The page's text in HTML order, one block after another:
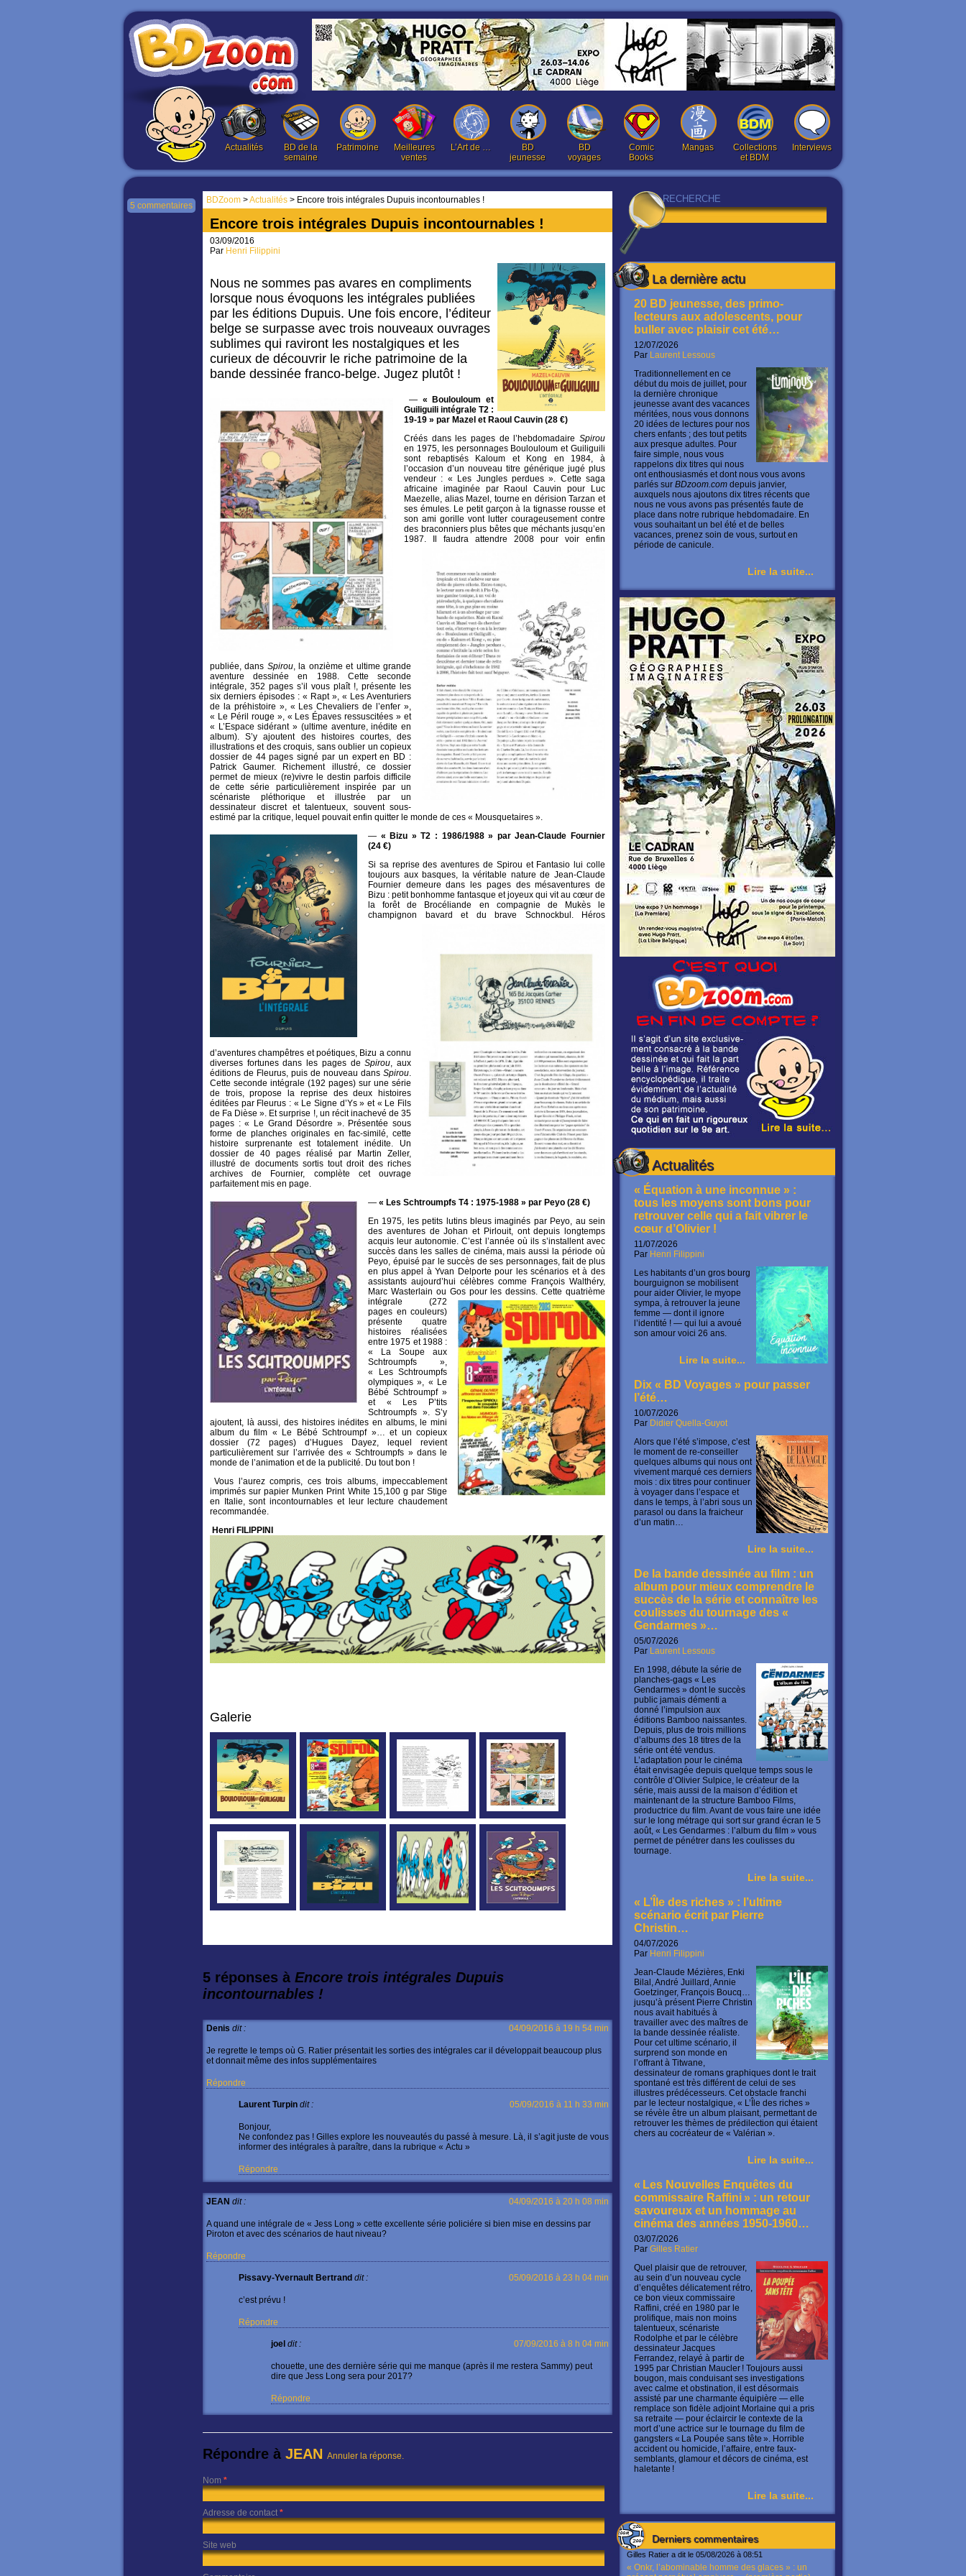
Actualités
BD de la
semaine
Patrimoine
Meilleures
ventes
L’Art de …
BD
jeunesse
BD
voyages
Comic
Books
Mangas
Collections
et BDM
Interviews
La dernière actu
20 BD jeunesse, des primo-
lecteurs aux adolescents, pour
buller avec plaisir cet été…
12/07/2026
Par Laurent Lessous
Traditionnellement en ce
début du mois de juillet, pour
la dernière chronique
jeunesse avant des vacances
méritées, nous vous donnons
20 idées de lectures pour nos
chers enfants ; des tout petits
aux presque adultes. Pour
faire simple, nous vous
rappelons dix titres qui nous
ont enthousiasmés et dont nous vous avons
parlés sur BDzoom.com depuis janvier,
auxquels nous ajoutons dix titres récents que
nous ne vous avons pas présentés faute de
place dans notre rubrique hebdomadaire. En
vous souhaitant un bel été et de belles
vacances, prenez soin de vous, surtout en
période de canicule.
Lire la suite...
Actualités
« Équation à une inconnue » :
tous les moyens sont bons pour
retrouver celle qui a fait vibrer le
cœur d’Olivier !
11/07/2026
Par Henri Filippini
Les habitants d’un gros bourg
bourguignon se mobilisent
pour aider Olivier, le myope
sympa, à retrouver la jeune
femme — dont il ignore
l’identité ! — qui lui a avoué
son amour voici 26 ans.
Lire la suite...
Dix « BD Voyages » pour passer
l’été…
10/07/2026
Par Didier Quella-Guyot
Alors que l’été s’impose, c’est
le moment de re-conseiller
quelques albums qui nous ont
vivement marqué ces derniers
mois : dix titres pour continuer
à voyager dans l’espace et
dans le temps, à l’abri sous un
parasol ou dans la fraicheur
d’un matin…
Lire la suite...
De la bande dessinée au film : un
album pour mieux comprendre le
succès de la série et connaître les
coulisses du tournage des «
Gendarmes »…
05/07/2026
Par Laurent Lessous
En 1998, débute la série de
planches-gags « Les
Gendarmes » dont le succès
public jamais démenti a
donné l’impulsion aux
éditions Bamboo naissantes.
Depuis, plus de trois millions
d’albums des 18 titres de la
série ont été vendus.
L’adaptation pour le cinéma
était envisagée depuis quelque temps sous le
contrôle d’Olivier Sulpice, le créateur de la
série, mais aussi de la maison d’édition et
maintenant de la structure Bamboo Films,
productrice du film. Avant de vous faire une idée
sur le long métrage qui sort sur grand écran le 5
août, « Les Gendarmes : l’album du film » vous
permet de pénétrer dans les coulisses du
tournage.
Lire la suite...
« L’Île des riches » : l’ultime
scénario écrit par Pierre
Christin…
04/07/2026
Par Henri Filippini
Jean-Claude Mézières, Enki
Bilal, André Juillard, Annie
Goetzinger, François Boucq…
jusqu’à présent Pierre Christin
nous avait habitués à
travailler avec des maîtres de
la bande dessinée réaliste.
Pour cet ultime scénario, il
surprend son monde en
l’offrant à Titwane,
dessinateur de romans graphiques dont le trait
spontané est très différent de celui de ses
illustres prédécesseurs. Cet obstacle franchi
par le lecteur nostalgique, « L’Île des riches »
se révèle être un album plaisant, permettant de
retrouver les thèmes de prédilection qui étaient
chers au cocréateur de « Valérian ».
Lire la suite...
« Les Nouvelles Enquêtes du
commissaire Raffini » : un retour
savoureux et un hommage au
cinéma des années 1950-1960…
03/07/2026
Par Gilles Ratier
Quel plaisir que de retrouver,
au sein d’un nouveau cycle
d’enquêtes délicatement rétro,
ce bon vieux commissaire
Raffini, créé en 1980 par le
prolifique, mais non moins
talentueux, scénariste
Rodolphe et par le célèbre
dessinateur Jacques
Ferrandez, relayé à partir de
1995 par Christian Maucler ! Toujours aussi
bougon, mais conduisant ses investigations
avec calme et obstination, il est désormais
assisté par une charmante équipière — elle
remplace son fidèle adjoint Morlaine qui a pris
sa retraite — pour éclaircir le contexte de la
mort d’une actrice sur le tournage du film de
gangsters « La Poupée sans tête ». Horrible
accident ou homicide, l’affaire, entre faux-
semblants, glamour et décors de cinéma, est
haletante !
Lire la suite...
Derniers commentaires
Gilles Ratier a dit le 05/08/2026 à 08:51
« Onkr, l’abominable homme des glaces » : un
BDZoom >Actualités > Encore trois intégrales Dupuis incontournables !
5 commentaires
Encore trois intégrales Dupuis incontournables !
03/09/2016
Par Henri Filippini
Nous ne sommes pas avares en compliments
lorsque nous évoquons les intégrales publiées
par les éditions Dupuis. Une fois encore, l’éditeur
belge se surpasse avec trois nouveaux ouvrages
sublimes qui raviront les nostalgiques et les
curieux de découvrir le riche patrimoine de la
bande dessinée franco-belge. Jugez plutôt !
— « Boulouloum et
Guiliguili intégrale T2 :
19-19 » par Mazel et Raoul Cauvin (28 €)
Créés dans les pages de l’hebdomadaire Spirou
en 1975, les personnages Boulouloum et Guiliguili
sont rebaptisés Kaloum et Kong en 1984, à
l’occasion d’un nouveau titre générique jugé plus
vendeur : « Les Jungles perdues ». Cette saga
africaine imaginée par Raoul Cauvin pour Luc
Maezelle, alias Mazel, tourne en dérision Tarzan et
ses émules. Le petit garçon à la tignasse rousse et
son ami gorille vont lutter courageusement contre
des braconniers plus bêtes que méchants jusqu’en
1987.
Il faudra attendre 2008 pour voir enfin
publiée, dans Spirou, la onzième et ultime grande
aventure dessinée en 1988. Cette seconde
intégrale, 352 pages s’il vous plaît !, présente les
six derniers épisodes : « Rapt », « Les Aventuriers
de la préhistoire », « Les Chevaliers de l’enfer »,
« Le Péril rouge », « Les Épaves ressuscitées » et
« L’Espace sidérant » (ultime aventure, inédite en
album). S’y ajoutent des histoires courtes, des
illustrations et des croquis, sans oublier un copieux
dossier de 44 pages signé par un expert en BD :
Patrick Gaumer. Richement illustré, ce dossier
permet de mieux (re)vivre le destin parfois difficile
de cette série particulièrement inspirée par un
scénariste pléthorique et illustrée par un
dessinateur discret et talentueux, souvent sous-
estimé par la critique, lequel pouvait enfin quitter le monde de ces « Mousquetaires ».
— « Bizu » T2 : 1986/1988 » par Jean-Claude Fournier
(24 €)
Si sa reprise des aventures de Spirou et Fantasio lui colle
toujours aux basques, la véritable nature de Jean-Claude
Fournier demeure dans les pages des mésaventures de
Bizu : petit bonhomme fantasque et joyeux qui vit au cœur de
la forêt de Brocéliande en compagnie de Mukès le
champignon bavard et du brave Schnockbul.Héros
d’aventures champêtres et poétiques, Bizu a connu
diverses fortunes dans les pages deSpirou, aux
éditions de Fleurus, puis de nouveau dans Spirou.
Cette seconde intégrale (192 pages) sur une série
de trois, propose la reprise des deux histoires
éditées par Fleurus : « Le Signe d’Ys » et « Le Fils
de Fa Dièse ». Et surprise !, un récit inachevé de 35
pages : « Le Grand Désordre ». Présentée sous
forme de planches originales en fac-similé, cette
histoire surprenante est totalement inédite. Un
dossier de 40 pages réalisé par Martin Zeller,
illustré de documents sortis tout droit des riches
archives de Fournier, complète cet ouvrage
parfaitement mis en page.
— « Les Schtroumpfs T4 : 1975-1988 » par Peyo (28 €)
En 1975, les petits lutins bleus imaginés par Peyo, au sein
des aventures de Johan et Pirlouit, ont depuis longtemps
acquis leur autonomie. C’est l’année où ils s’installent avec
succès dans les salles de cinéma, mais aussi la période où
Peyo, épuisé par le succès de ses personnages, fait de plus
en plus appel à Yvan Delporte pour les scénarios et à des
assistants aujourd’hui célèbres comme François Walthéry,
Marc Wasterlain ou Gos pour les dessins. Cette quatrième
intégrale (272
pages en couleurs)
présente quatre
histoires réalisées
entre 1975 et 1988 :
« La Soupe aux
Schtroumpfs »,
« Les Schtroumpfs
olympiques », « Le
Bébé Schtroumpf »
et « Les P’tits
Schtroumpfs ». S’y
ajoutent, là aussi, des histoires inédites en albums, le mini
album du film « Le Bébé Schtroumpf »… et un copieux
dossier (72 pages) d’Hugues Dayez, lequel revient
particulièrement sur l’arrivée des « Schtroumpfs » dans le
monde de l’animation et de la publicité. Du tout bon !
Vous l’aurez compris, ces trois albums, impeccablement
imprimés sur papier Munken Print White 15,100 g par Stige
en Italie, sont incontournables et leur lecture chaudement
recommandée.
Henri FILIPPINI
Galerie
5 réponses à Encore trois intégrales Dupuis
incontournables !
Denis dit : 04/09/2016 à 19 h 54 min
Je regrette le temps où G. Ratier présentait les sorties des intégrales car il développait beaucoup plus
et donnait même des infos supplémentaires
Répondre
Laurent Turpin dit : 05/09/2016 à 11 h 33 min
Bonjour,
Ne confondez pas ! Gilles explore les nouveautés du passé à mesure. Là, il s’agit juste de vous
informer des intégrales à paraître, dans la rubrique « Actu »
Répondre
JEAN dit : 04/09/2016 à 20 h 08 min
A quand une intégrale de « Jess Long » cette excellente série policiére si bien mise en dessins par
Piroton et avec des scénarios de haut niveau?
Répondre
Pissavy-Yvernault Bertrand dit : 05/09/2016 à 23 h 04 min
c’est prévu !
Répondre
joel dit : 07/09/2016 à 8 h 04 min
chouette, une des dernière série qui me manque (après il me restera Sammy) peut
dire que Jess Long sera pour 2017?
Répondre
Répondre à JEAN Annuler la réponse.
Nom *
Adresse de contact *
Site web